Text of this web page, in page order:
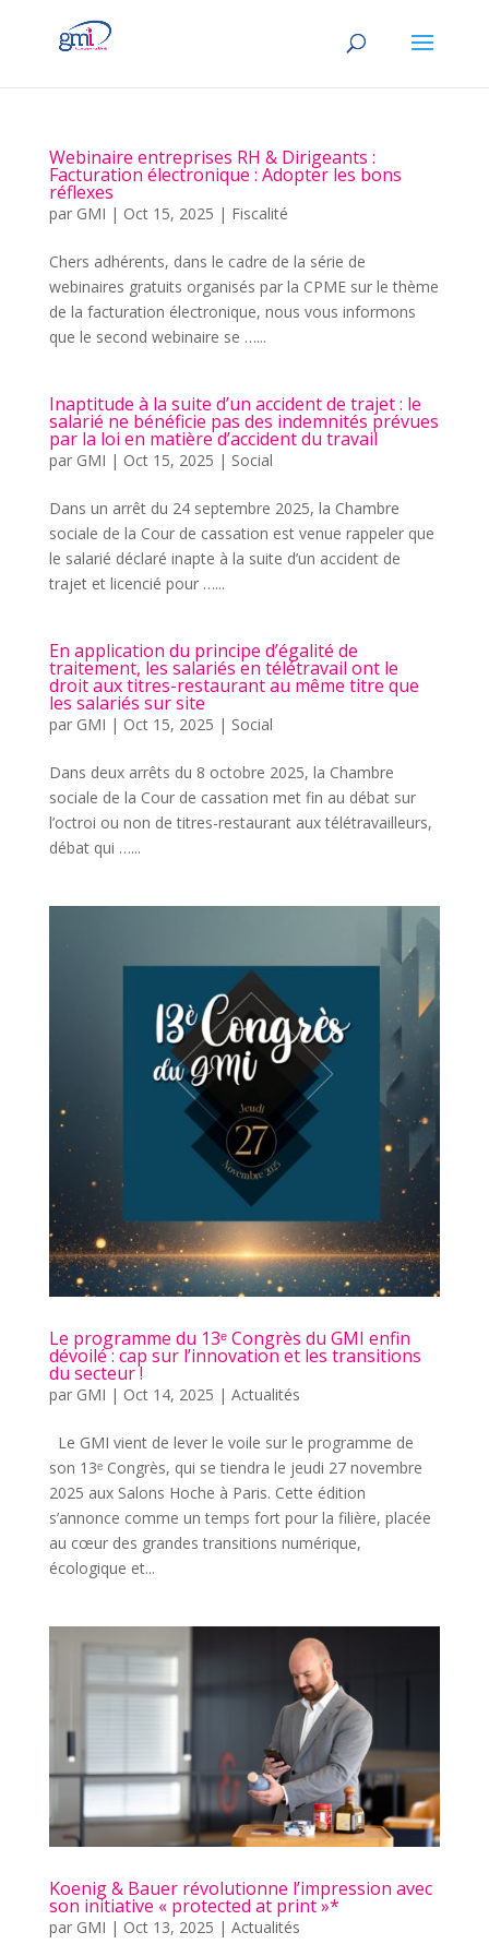
Webinaire entreprises RH & Dirigeants :
Facturation électronique : Adopter les bons
réflexes
par GMI | Oct 15, 2025 | Fiscalité
Chers adhérents, dans le cadre de la série de
webinaires gratuits organisés par la CPME sur le thème
de la facturation électronique, nous vous informons
que le second webinaire se …...
Inaptitude à la suite d’un accident de trajet : le
salarié ne bénéficie pas des indemnités prévues
par la loi en matière d’accident du travail
par GMI | Oct 15, 2025 | Social
Dans un arrêt du 24 septembre 2025, la Chambre
sociale de la Cour de cassation est venue rappeler que
le salarié déclaré inapte à la suite d’un accident de
trajet et licencié pour …...
En application du principe d’égalité de
traitement, les salariés en télétravail ont le
droit aux titres-restaurant au même titre que
les salariés sur site
par GMI | Oct 15, 2025 | Social
Dans deux arrêts du 8 octobre 2025, la Chambre
sociale de la Cour de cassation met fin au débat sur
l’octroi ou non de titres-restaurant aux télétravailleurs,
débat qui …...
Le programme du 13ᵉ Congrès du GMI enfin
dévoilé : cap sur l’innovation et les transitions
du secteur !
par GMI | Oct 14, 2025 | Actualités
Le GMI vient de lever le voile sur le programme de
son 13ᵉ Congrès, qui se tiendra le jeudi 27 novembre
2025 aux Salons Hoche à Paris. Cette édition
s’annonce comme un temps fort pour la filière, placée
au cœur des grandes transitions numérique,
écologique et...
Koenig & Bauer révolutionne l’impression avec
son initiative « protected at print »*
par GMI | Oct 13, 2025 | Actualités